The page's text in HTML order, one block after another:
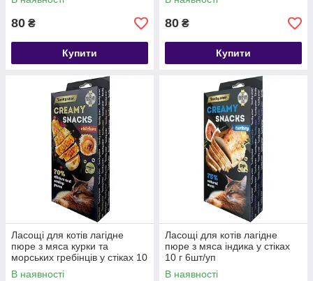
80 ₴
Купити
80 ₴
Купити
Ласощі для котів лагідне
пюре з мяса курки та
морських гребінців у стіках 10
г 6шт/уп
В наявності
Ласощі для котів лагідне
пюре з мяса індика у стіках
10 г 6шт/уп
В наявності